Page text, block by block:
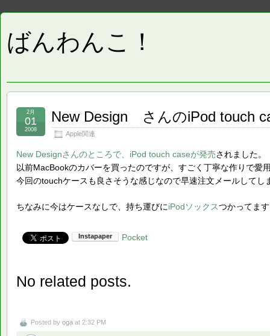
ばんわんこ！
New Design さんのiPod touch
Apple関連
2月
01
2008
New Designさんのところで、iPod touch caseが発売されました。
以前MacBookのカバーを買ったのですが、すごく丁寧な作りで愛
今回のtouchケースも良さそうな感じなので早速注文メールしてし
ちなみに今はケースなしで、持ち運びにiPodソックスつかってま
Pocket
No related posts.
Posted by oga at 2:32 PM